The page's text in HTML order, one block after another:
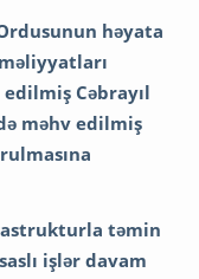
həyata
Cəbrayıl
məhv edilmiş
təmin
işlər davam